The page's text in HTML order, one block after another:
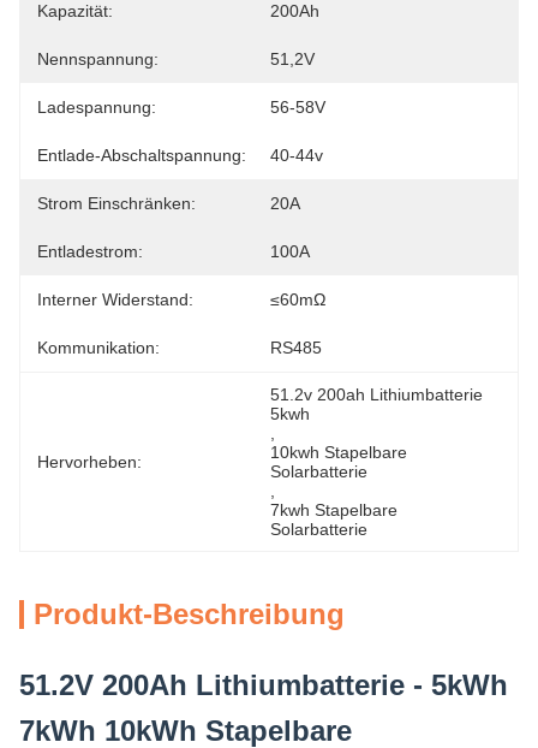
Kapazität: 200Ah
Nennspannung: 51,2V
Ladespannung: 56-58V
Entlade-Abschaltspannung: 40-44v
Strom Einschränken: 20A
Entladestrom: 100A
Interner Widerstand: ≤60mΩ
Kommunikation: RS485
Hervorheben:
51.2v 200ah Lithiumbatterie
5kwh
10kwh Stapelbare
Solarbatterie
7kwh Stapelbare
Solarbatterie
Produkt-Beschreibung
51.2V 200Ah Lithiumbatterie - 5kWh
7kWh 10kWh Stapelbare